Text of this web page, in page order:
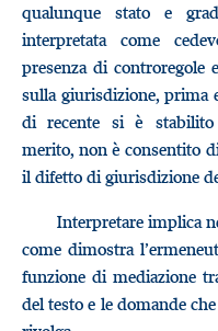
qualunque stato e
interpretata come
presenza di controregole
sulla giurisdizione, prima
di recente si è stabilito
merito, non è consentito
il difetto di giurisdizione
Interpretare implica
come dimostra
funzione di mediazione
del testo e le domande